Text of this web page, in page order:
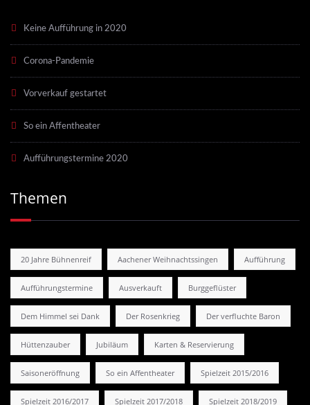
Keine Aufführung in 2020
Corona-Pandemie
Vorverkauf gestartet
So ein Affentheater
Aufführungstermine 2020
Themen
20 Jahre Bühnenreif Aachener Weihnachtssingen Aufführung
Aufführungstermine Ausverkauft Burggeflüster
Dem Himmel sei Dank Der Rosenkrieg Der verfluchte Baron
Hüttenzauber Jubiläum Karten & Reservierung
Saisoneröffnung So ein Affentheater Spielzeit 2015/2016
Spielzeit 2016/2017 Spielzeit 2017/2018 Spielzeit 2018/2019